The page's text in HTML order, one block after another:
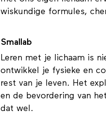
wiskundige formules,
Smallab
Leren met je lichaam is
ontwikkel je fysieke en
rest van je leven. Het
en de bevordering van
dat wel.